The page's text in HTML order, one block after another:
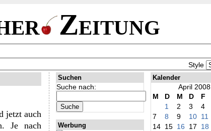
Zeitung
Style
jetzt auch
Je nach
Suchen
Suche nach:
Werbung
Kalender
April 2008
M
D M D F
1
2 3 4
7
8 9 10 11
14 15 16 17 18